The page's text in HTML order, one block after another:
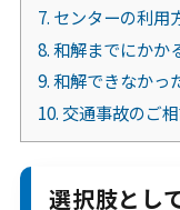
7. センターの利用
8.和解までにかか
9.和解できなかっ
10. 交通事故のご
選択肢とし